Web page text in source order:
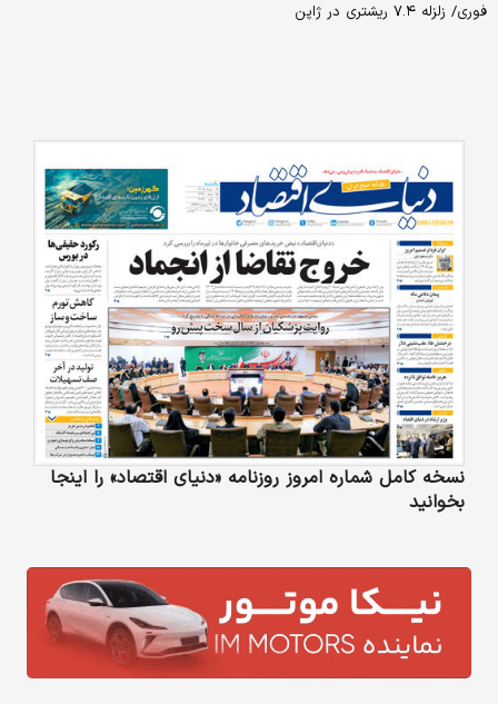
فوری/ زلزله ۷.۴ ریشتری در ژاپن
نسخه کامل شماره امروز روزنامه «دنیای‌ اقتصاد» را اینجا
بخوانید